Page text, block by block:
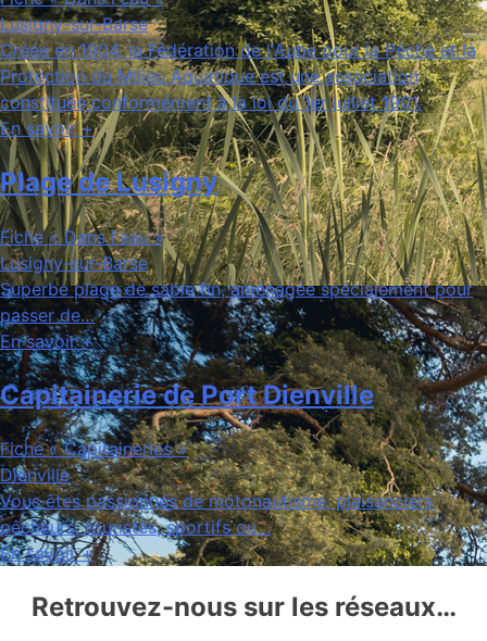
Lusigny-sur-Barse
Créée en 1904, la Fédération de l'Aube pour la Pêche et la
Protection du Milieu Aquatique est une association
constituée conformément à la loi du 1er juillet 1901.
En savoir +
Plage de Lusigny
Fiche « Dans l'eau »
Lusigny-sur-Barse
Superbe plage de sable fin, aménagée spécialement pour
passer de…
En savoir +
Capitainerie de Port Dienville
Fiche « Capitaineries »
Dienville
Vous êtes passionnés de motonautisme, plaisanciers,
pêcheurs, touristes, sportifs ou…
En savoir +
Retrouvez-nous sur les réseaux…